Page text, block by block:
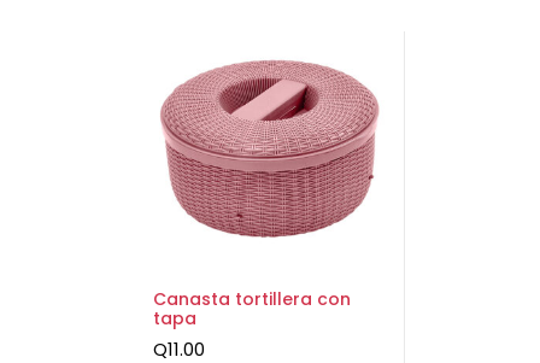
Canasta tortillera con
tapa
Q11.00